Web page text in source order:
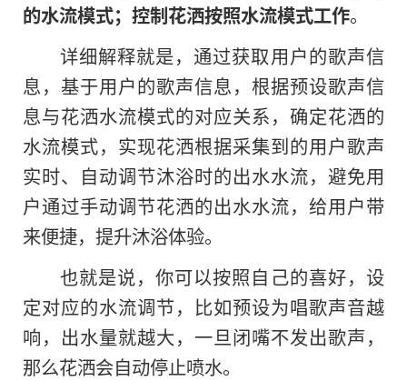
的水流模式；控制花洒按照水流模式工作。
详细解释就是，通过获取用户的歌声信
息，基于用户的歌声信息，根据预设歌声信
息与花洒水流模式的对应关系，确定花洒的
水流模式，实现花洒根据采集到的用户歌声
实时、自动调节沐浴时的出水水流，避免用
户通过手动调节花洒的出水水流，给用户带
来便捷，提升沐浴体验。
也就是说，你可以按照自己的喜好，设
定对应的水流调节，比如预设为唱歌声音越
响，出水量就越大，一旦闭嘴不发出歌声，
那么花洒会自动停止喷水。